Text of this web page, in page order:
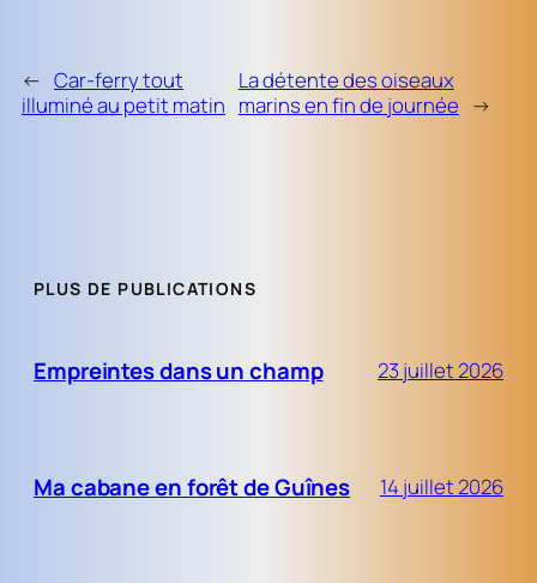
← Car-ferry tout
illuminé au petit matin
La détente des oiseaux
marins en fin de journée →
PLUS DE PUBLICATIONS
Empreintes dans un champ 23 juillet 2026
Ma cabane en forêt de Guînes 14 juillet 2026